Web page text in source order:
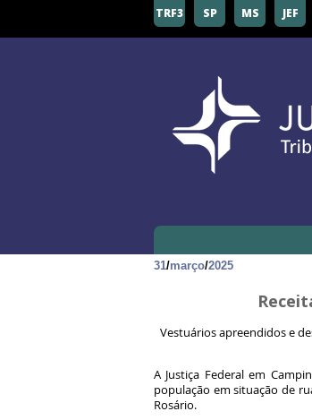
TRF3 SP MS JEF
31/março/2025
Vestuários apreendidos e
A Justiça Federal em
população em situação de
Rosário.